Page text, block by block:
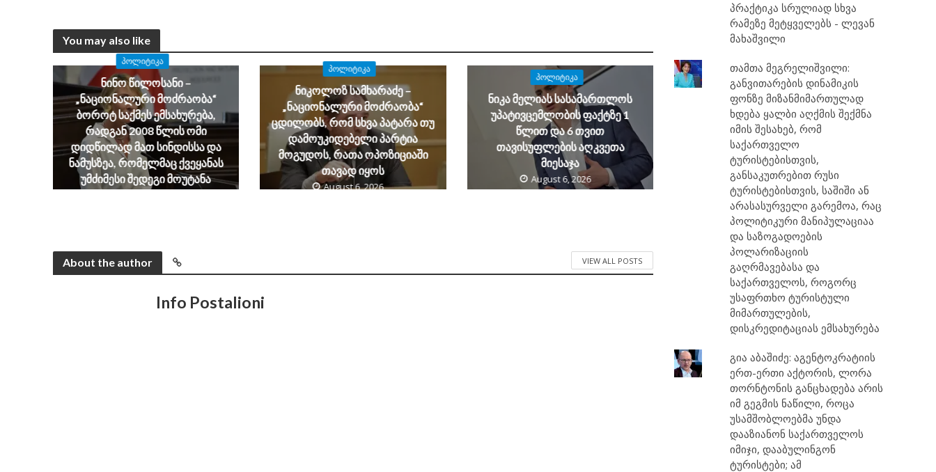
You may also like
ᲞᲝᲚᲘᲢᲘᲙᲐ
ნინო წილოსანი –
„ნაციონალური მოძრაობა“
ბოროტ საქმეს ემსახურება,
რადგან 2008 წლის ომი
დიდწილად მათ სინდისსა და
ნამუსზეა, რომელმაც ქვეყანას
უმძიმესი შედეგი მოუტანა
ᲞᲝᲚᲘᲢᲘᲙᲐ
ნიკოლოზ სამხარაძე –
„ნაციონალური მოძრაობა“
ცდილობს, რომ სხვა პატარა თუ
დამოუკიდებელი პარტია
მოგუდოს, რათა ოპოზიციაში
თავად იყოს
August 6, 2026
ᲞᲝᲚᲘᲢᲘᲙᲐ
ნიკა მელიას სასამართლოს
უპატივცემლობის ფაქტზე 1
წლით და 6 თვით
თავისუფლების აღკვეთა
მიესაჯა
August 6, 2026
About the author VIEW ALL POSTS
Info Postalioni
პრაქტიკა სრულიად სხვა
რამეზე მეტყველებს - ლევან
მახაშვილი
თამთა მეგრელიშვილი:
განვითარების დინამიკის
ფონზე მიზანმიმართულად
ხდება ყალბი აღქმის შექმნა
იმის შესახებ, რომ
საქართველო
ტურისტებისთვის,
განსაკუთრებით რუსი
ტურისტებისთვის, საშიში ან
არასასურველი გარემოა, რაც
პოლიტიკური მანიპულაციაა
და საზოგადოების
პოლარიზაციის
გაღრმავებასა და
საქართველოს, როგორც
უსაფრთხო ტურისტული
მიმართულების,
დისკრედიტაციას ემსახურება
გია აბაშიძე: აგენტოკრატიის
ერთ-ერთი აქტორის, ლორა
თორნტონის განცხადება არის
იმ გეგმის ნაწილი, როცა
უსამშობლოებმა უნდა
დააზიანონ საქართველოს
იმიჯი, დააბულინგონ
ტურისტები; ამ